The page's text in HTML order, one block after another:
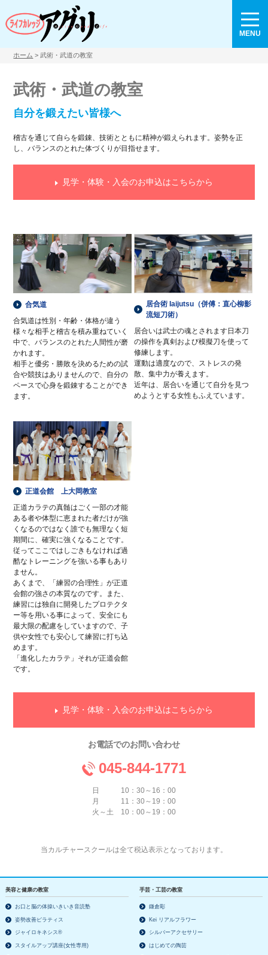
MENU
ホーム > 武術・武道の教室
武術・武道の教室
自分を鍛えたい皆様へ
稽古を通じて自らを鍛錬、技術とともに精神が鍛えられます。姿勢を正
し、バランスのとれた体づくりが目指せます。
見学・体験・入会のお申込はこちらから
合気道
合気道は性別・年齢・体格が違う
様々な相手と稽古を積み重ねていく
中で、バランスのとれた人間性が磨
かれます。
相手と優劣・勝敗を決めるための試
合や競技はありませんので、自分の
ペースで心身を鍛錬することができ
ます。
居合術 Iaijutsu（併傅：直心柳影
流短刀術）
居合いは武士の魂とされます日本刀
の操作を真剣および模擬刀を使って
修練します。
運動は適度なので、ストレスの発
散、集中力が養えます。
近年は、居合いを通じて自分を見つ
めようとする女性もふえています。
正道会館 上大岡教室
正道カラテの真髄はごく一部の才能
ある者や体型に恵まれた者だけが強
くなるのではなく誰でも無理なく短
期間に、確実に強くなることです。
従ってここではしごきもなければ過
酷なトレーニングを強いる事もあり
ません。
あくまで、「練習の合理性」が正道
会館の強さの本質なのです。また、
練習には独自に開発したプロテクタ
ー等を用いる事によって、安全にも
最大限の配慮をしていますので、子
供や女性でも安心して練習に打ち込
めます。
「進化したカラテ」それが正道会館
です。
見学・体験・入会のお申込はこちらから
お電話でのお問い合わせ
045-844-1771
日 10：30～16：00
月 11：30～19：00
火～土 10：00～19：00
当カルチャースクールは全て税込表示となっております。
美容と健康の教室
お口と脳の体操いきいき音読塾
姿勢改善ピラティス
ジャイロキネシス®
スタイルアップ講座(女性専用)
手芸・工芸の教室
鎌倉彫
Kei リアルフラワー
シルバーアクセサリー
はじめての陶芸